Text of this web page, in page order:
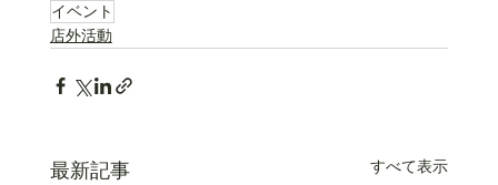
イベント
店外活動
最新記事 すべて表示